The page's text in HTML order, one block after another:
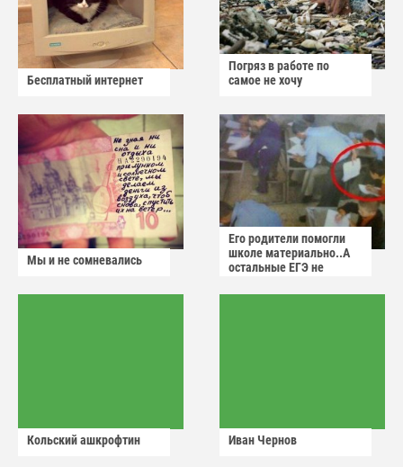
Бесплатный интернет
Погряз в работе по
самое не хочу
Мы и не сомневались
Его родители помогли
школе материально..А
остальные ЕГЭ не
Кольский ашкрофтин Иван Чернов